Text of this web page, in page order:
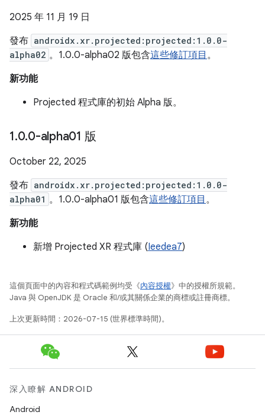
2025 年 11 月 19 日
發布 androidx.xr.projected:projected:1.0.0-
alpha02 。1.0.0-alpha02 版包含這些修訂項目 。
新功能
Projected 程式庫的初始 Alpha 版。
1.0.0-alpha01 版
October 22, 2025
發布 androidx.xr.projected:projected:1.0.0-
alpha01 。1.0.0-alpha01 版包含這些修訂項目 。
新功能
新增 Projected XR 程式庫 (Ieedea7)
這個頁面中的內容和程式碼範例均受《內容授權》中的授權所規範。
Java 與 OpenJDK 是 Oracle 和/或其關係企業的商標或註冊商標。
上次更新時間：2026-07-15 (世界標準時間)。
深入瞭解 ANDROID
Android